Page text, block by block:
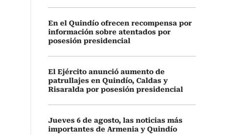
En el Quindío ofrecen recompensa por
información sobre atentados por
posesión presidencial
El Ejército anunció aumento de
patrullajes en Quindío, Caldas y
Risaralda por posesión presidencial
Jueves 6 de agosto, las noticias más
importantes de Armenia y Quindío